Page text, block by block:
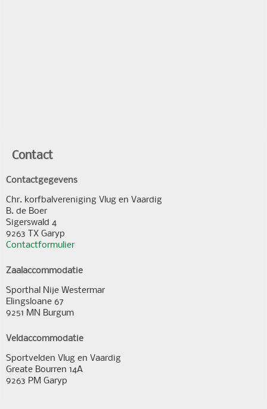
Contact
Contactgegevens
Chr. korfbalvereniging Vlug en Vaardig
B. de Boer
Sigerswald 4
9263 TX Garyp
Contactformulier
Zaalaccommodatie
Sporthal Nije Westermar
Elingsloane 67
9251 MN Burgum
Veldaccommodatie
Sportvelden Vlug en Vaardig
Greate Bourren 14A
9263 PM Garyp